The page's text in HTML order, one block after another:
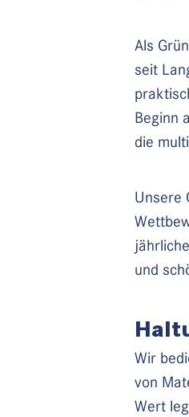
Als
seit
Beginn
die
Unsere
und
Wir
von
Wert